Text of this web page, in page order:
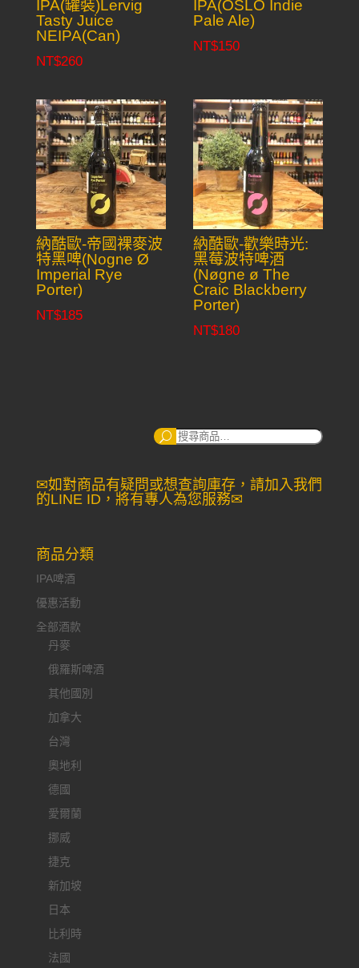
IPA(罐裝)Lervig
Tasty Juice
NEIPA(Can)
NT$260
IPA(OSLO Indie
Pale Ale)
NT$150
納酷歐-帝國裸麥波
特黑啤(Nogne Ø
Imperial Rye
Porter)
NT$185
納酷歐-歡樂時光:
黑莓波特啤酒
(Nøgne ø The
Craic Blackberry
Porter)
NT$180
搜
✉如對商品有疑問或想查詢庫存，請加入我們
的LINE ID，將有專人為您服務✉
商品分類
IPA啤酒
優惠活動
全部酒款
丹麥
俄羅斯啤酒
其他國別
加拿大
台灣
奧地利
德國
愛爾蘭
挪威
捷克
新加坡
日本
比利時
法國